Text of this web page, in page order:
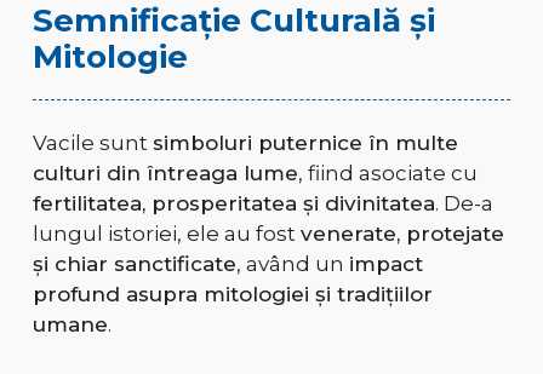
Semnificație Culturală și
Mitologie
Vacile sunt simboluri puternice în multe
culturi din întreaga lume, fiind asociate cu
fertilitatea, prosperitatea și divinitatea. De-a
lungul istoriei, ele au fost venerate, protejate
și chiar sanctificate, având un impact
profund asupra mitologiei și tradițiilor
umane.